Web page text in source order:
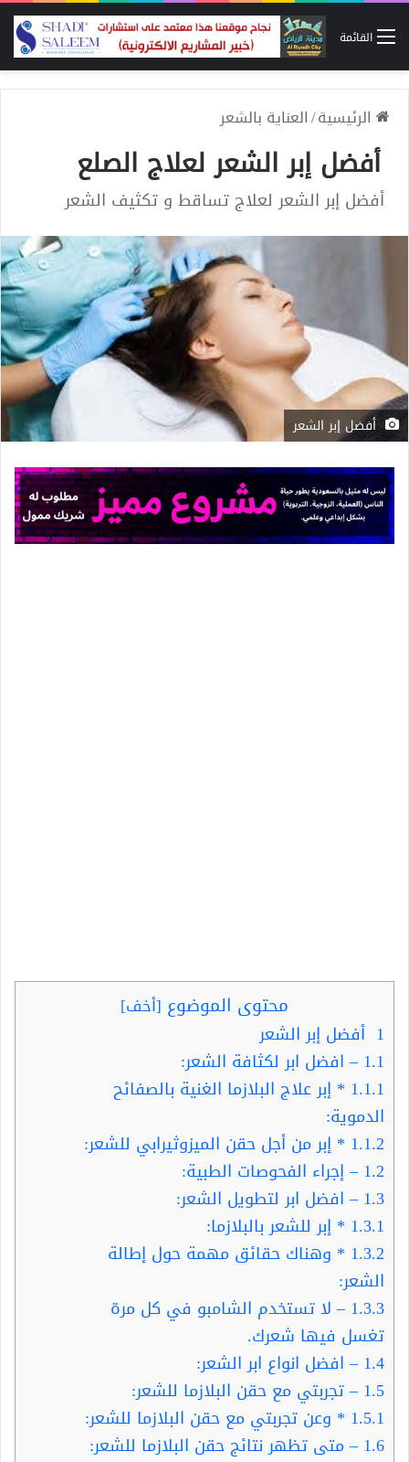
القائمة
الرئيسية/العناية بالشعر
أفضل إبر الشعر لعلاج الصلع
أفضل إبر الشعر لعلاج تساقط و تكثيف الشعر
أفضل إبر الشعر
محتوى الموضوع [أخف]
1 أفضل إبر الشعر
1.1– افضل ابر لكثافة الشعر:
1.1.1 * إبر علاج البلازما الغنية بالصفائح
الدموية:
1.1.2 * إبر من أجل حقن الميزوثيرابي للشعر:
1.2– إجراء الفحوصات الطبية:
1.3– افضل ابر لتطويل الشعر:
1.3.1 * إبر للشعر بالبلازما:
1.3.2 * وهناك حقائق مهمة حول إطالة
الشعر:
1.3.3– لا تستخدم الشامبو في كل مرة
تغسل فيها شعرك.
1.4– افضل انواع ابر الشعر:
1.5– تجربتي مع حقن البلازما للشعر:
1.5.1 * وعن تجربتي مع حقن البلازما للشعر:
1.6– متى تظهر نتائج حقن البلازما للشعر: